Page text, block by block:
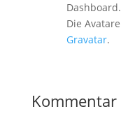
Dashboard.
Die
Gravatar.
Kommentar